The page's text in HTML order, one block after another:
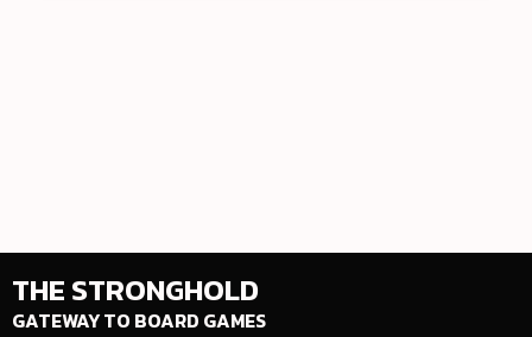
THE STRONGHOLD
GATEWAY TO BOARD GAMES